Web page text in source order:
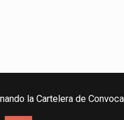
la Cartelera de